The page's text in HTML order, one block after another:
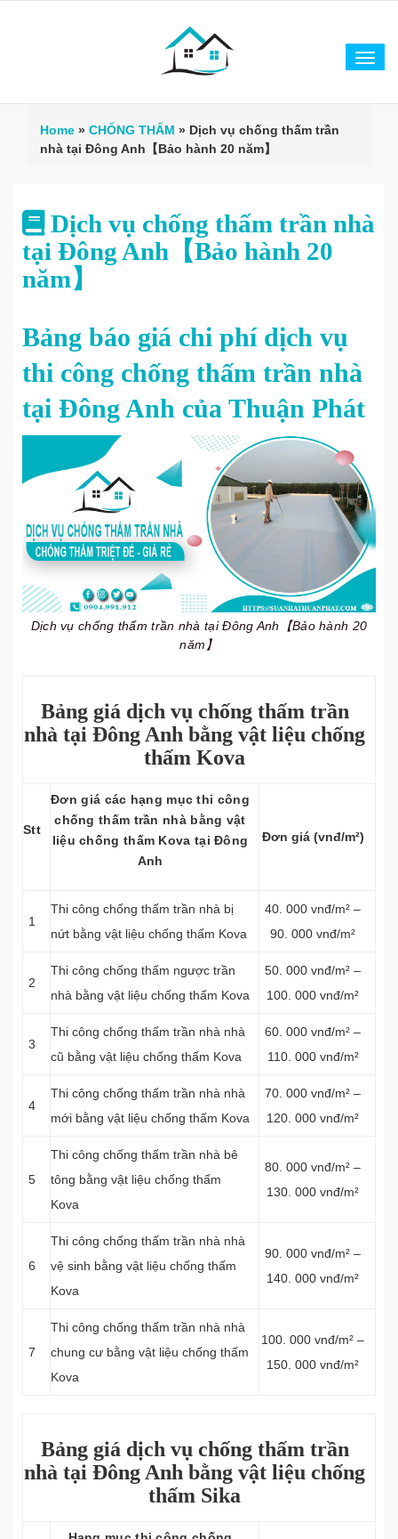
Home » CHỐNG THẤM » Dịch vụ chống thấm trần
nhà tại Đông Anh【Bảo hành 20 năm】
Dịch vụ chống thấm trần nhà
tại Đông Anh【Bảo hành 20
năm】
Bảng báo giá chi phí dịch vụ
thi công chống thấm trần nhà
tại Đông Anh của Thuận Phát
Dịch vụ chống thấm trần nhà tại Đông Anh【Bảo hành 20
năm】
Bảng giá dịch vụ chống thấm trần
nhà tại Đông Anh bằng vật liệu chống
thấm Kova
Stt
Đơn giá các hạng mục thi công
chống thấm trần nhà bằng vật
liệu chống thấm Kova tại Đông
Anh
Đơn giá (vnđ/m²)
1
Thi công chống thấm trần nhà bị
nứt bằng vật liệu chống thấm Kova
40. 000 vnđ/m² –
90. 000 vnđ/m²
2
Thi công chống thấm ngược trần
nhà bằng vật liệu chống thấm Kova
50. 000 vnđ/m² –
100. 000 vnđ/m²
3
Thi công chống thấm trần nhà nhà
cũ bằng vật liệu chống thấm Kova
60. 000 vnđ/m² –
110. 000 vnđ/m²
4
Thi công chống thấm trần nhà nhà
mới bằng vật liệu chống thấm Kova
70. 000 vnđ/m² –
120. 000 vnđ/m²
5
Thi công chống thấm trần nhà bê
tông bằng vật liệu chống thấm
Kova
80. 000 vnđ/m² –
130. 000 vnđ/m²
6
Thi công chống thấm trần nhà nhà
vệ sinh bằng vật liệu chống thấm
Kova
90. 000 vnđ/m² –
140. 000 vnđ/m²
7
Thi công chống thấm trần nhà nhà
chung cư bằng vật liệu chống thấm
Kova
100. 000 vnđ/m² –
150. 000 vnđ/m²
Bảng giá dịch vụ chống thấm trần
nhà tại Đông Anh bằng vật liệu chống
thấm Sika